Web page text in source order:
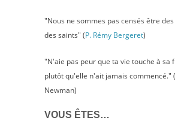
"Nous ne sommes pas censés être
des saints" (P. Rémy Bergeret)
"N'aie pas peur que ta vie touche à sa
plutôt qu'elle n'ait jamais commencé."
Newman)
VOUS ÊTES…